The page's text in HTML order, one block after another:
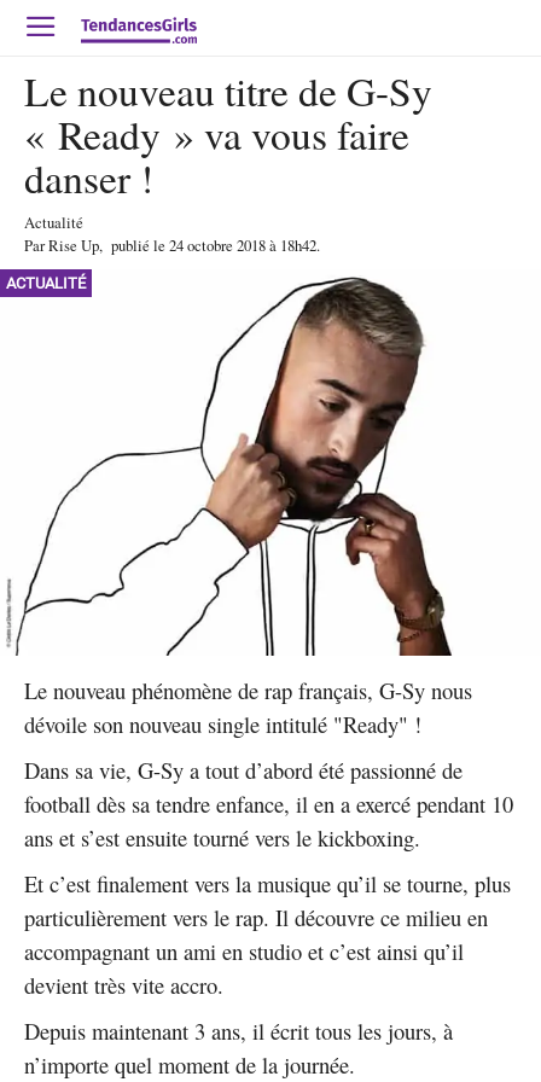
Le nouveau titre de G-Sy
« Ready » va vous faire
danser !
Actualité
ParRise Up, publié le 24 octobre 2018à 18h42.
ACTUALITÉ
Le nouveau phénomène de rap français, G-Sy nous
dévoile son nouveau single intitulé "Ready" !
Dans sa vie, G-Sy a tout d’abord été passionné de
football dès sa tendre enfance, il en a exercé pendant 10
ans et s’est ensuite tourné vers le kickboxing.
Et c’est finalement vers la musique qu’il se tourne, plus
particulièrement vers le rap. Il découvre ce milieu en
accompagnant un ami en studio et c’est ainsi qu’il
devient très vite accro.
Depuis maintenant 3 ans, il écrit tous les jours, à
n’importe quel moment de la journée.